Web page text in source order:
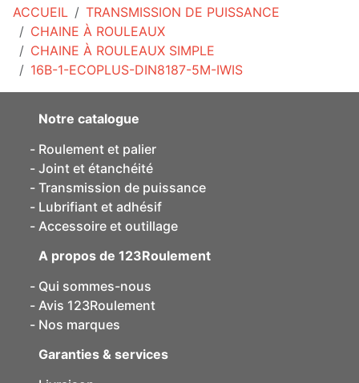
ACCUEIL
TRANSMISSION DE PUISSANCE
CHAINE À ROULEAUX
CHAINE À ROULEAUX SIMPLE
16B-1-ECOPLUS-DIN8187-5M-IWIS
Notre catalogue
Roulement et palier
Joint et étanchéité
Transmission de puissance
Lubrifiant et adhésif
Accessoire et outillage
A propos de 123Roulement
Qui sommes-nous
Avis 123Roulement
Nos marques
Garanties & services